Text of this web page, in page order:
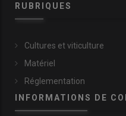
RUBRIQUES
Cultures et viticulture
Matériel
Réglementation
INFORMATIONS DE